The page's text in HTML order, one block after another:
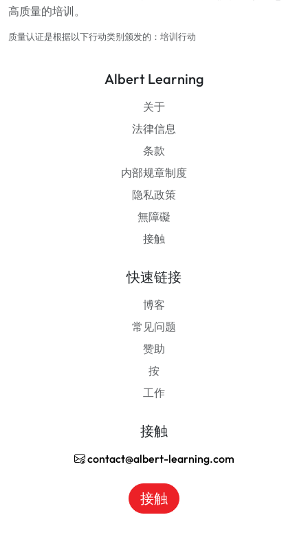
高质量的培训。
质量认证是根据以下行动类别颁发的：培训行动
Albert Learning
关于
法律信息
条款
内部规章制度
隐私政策
無障礙
接触
快速链接
博客
常见问题
赞助
按
工作
接触
contact@albert-learning.com
接触